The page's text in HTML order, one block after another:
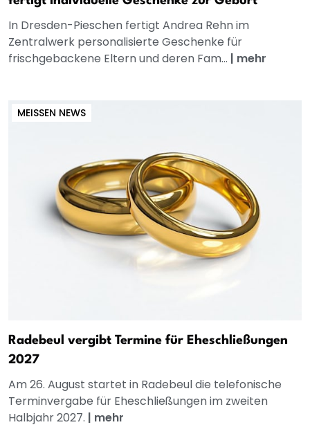
In Dresden-Pieschen fertigt Andrea Rehn im
Zentralwerk personalisierte Geschenke für
frischgebackene Eltern und deren Fam... | mehr
MEISSEN NEWS
Radebeul vergibt Termine für Eheschließungen
2027
Am 26. August startet in Radebeul die telefonische
Terminvergabe für Eheschließungen im zweiten
Halbjahr 2027. | mehr